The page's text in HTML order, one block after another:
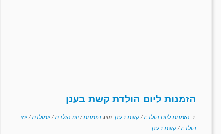
הזמנות ליום הולדת קשת בענן
ב הזמנות ליום הולדת/קשת בענן תויג הזמנות/יום הולדת/יומולדת/ימי
הולדת/קשת בענן